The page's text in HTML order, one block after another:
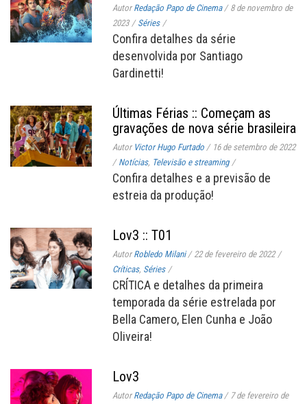
AutorRedação Papo de Cinema / 8 de novembro de
2023 / Séries /
Confira detalhes da série
desenvolvida por Santiago
Gardinetti!
Últimas Férias :: Começam as
gravações de nova série brasileira
Autor Victor Hugo Furtado / 16 de setembro de 2022
/ Notícias, Televisão e streaming /
Confira detalhes e a previsão de
estreia da produção!
Lov3 :: T01
AutorRobledo Milani / 22 de fevereiro de 2022 /
Críticas, Séries /
CRÍTICA e detalhes da primeira
temporada da série estrelada por
Bella Camero, Elen Cunha e João
Oliveira!
Lov3
AutorRedação Papo de Cinema / 7 de fevereiro de